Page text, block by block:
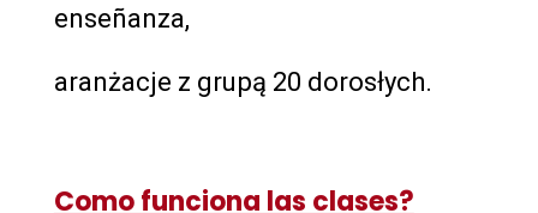
enseñanza,
aranżacje z grupą 20 dorosłych.
Como funciona las clases?